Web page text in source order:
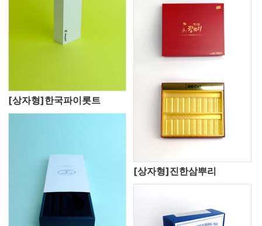
[상자형]한국파이롯트
[상자형]진한삼뿌리